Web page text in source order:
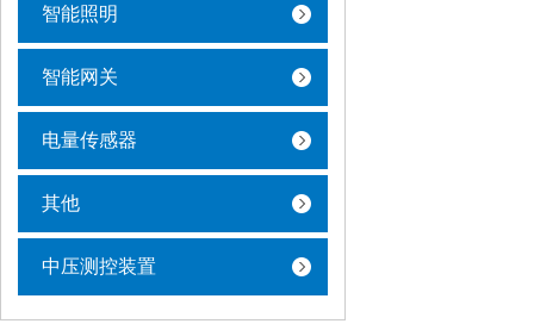
智能照明
智能网关
电量传感器
其他
中压测控装置